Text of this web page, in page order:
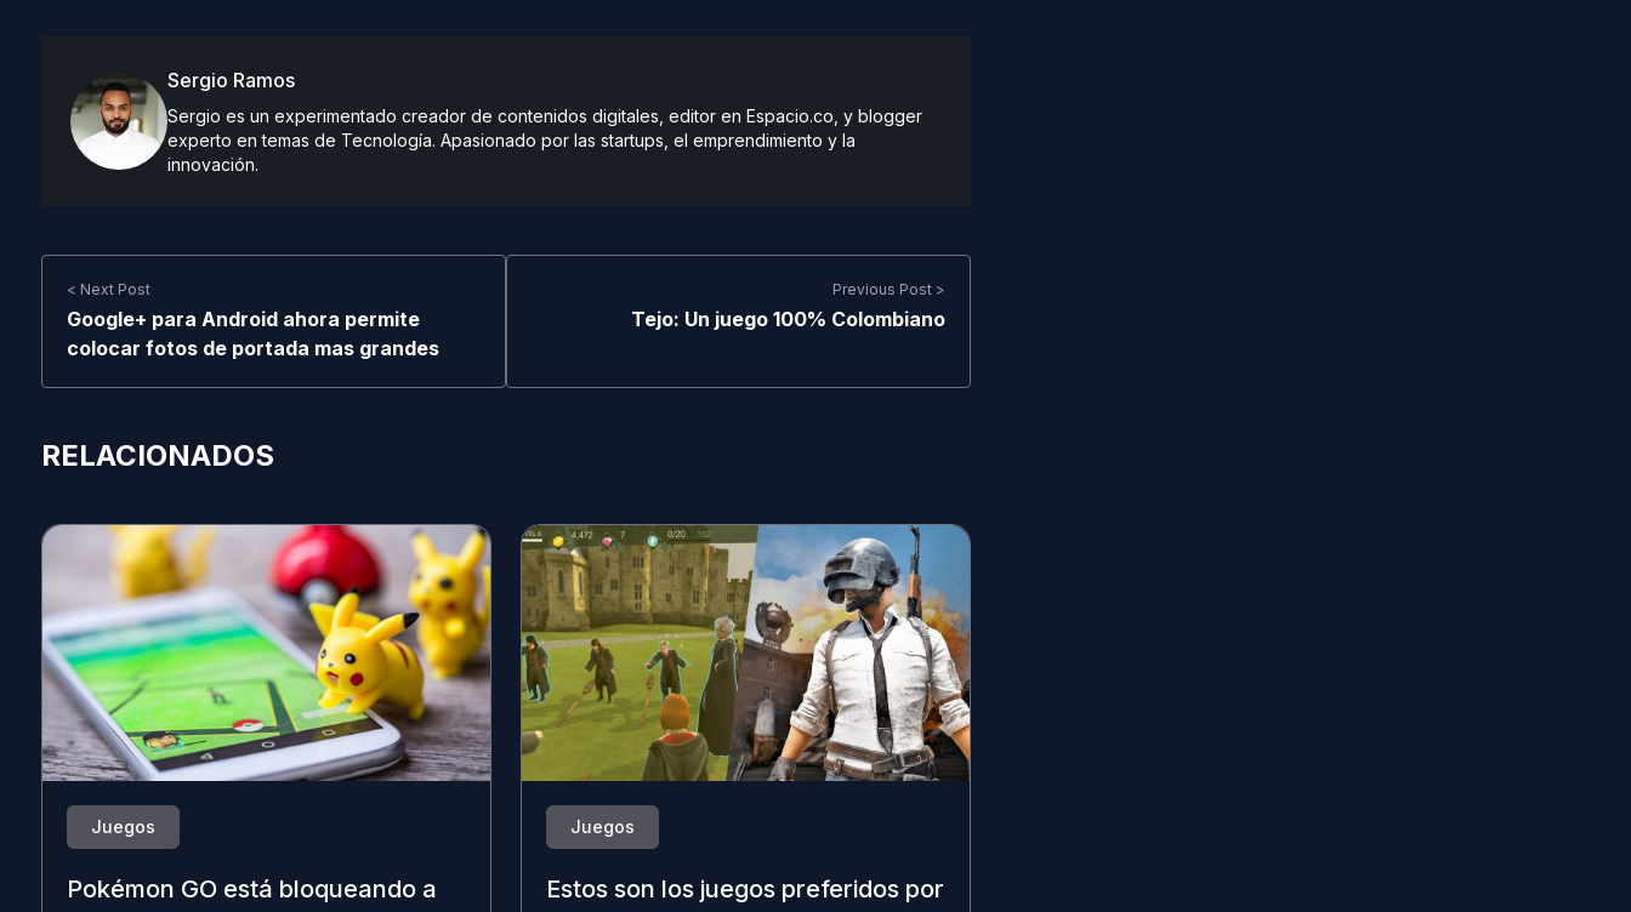
Sergio Ramos
Sergio es un experimentado creador de contenidos digitales, editor en Espacio.co, y blogger
experto en temas de Tecnología. Apasionado por las startups, el emprendimiento y la
innovación.
< Next Post
Google+ para Android ahora permite
colocar fotos de portada mas grandes
Previous Post >
Tejo: Un juego 100% Colombiano
RELACIONADOS
Juegos
Pokémon GO está bloqueando a
Juegos
Estos son los juegos preferidos por